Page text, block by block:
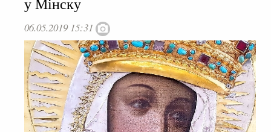
06.05.2019 15:31